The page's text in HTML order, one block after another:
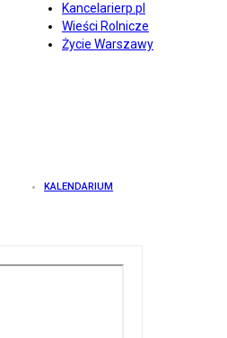
Kancelarierp.pl
Wieści Rolnicze
Życie Warszawy
KALENDARIUM